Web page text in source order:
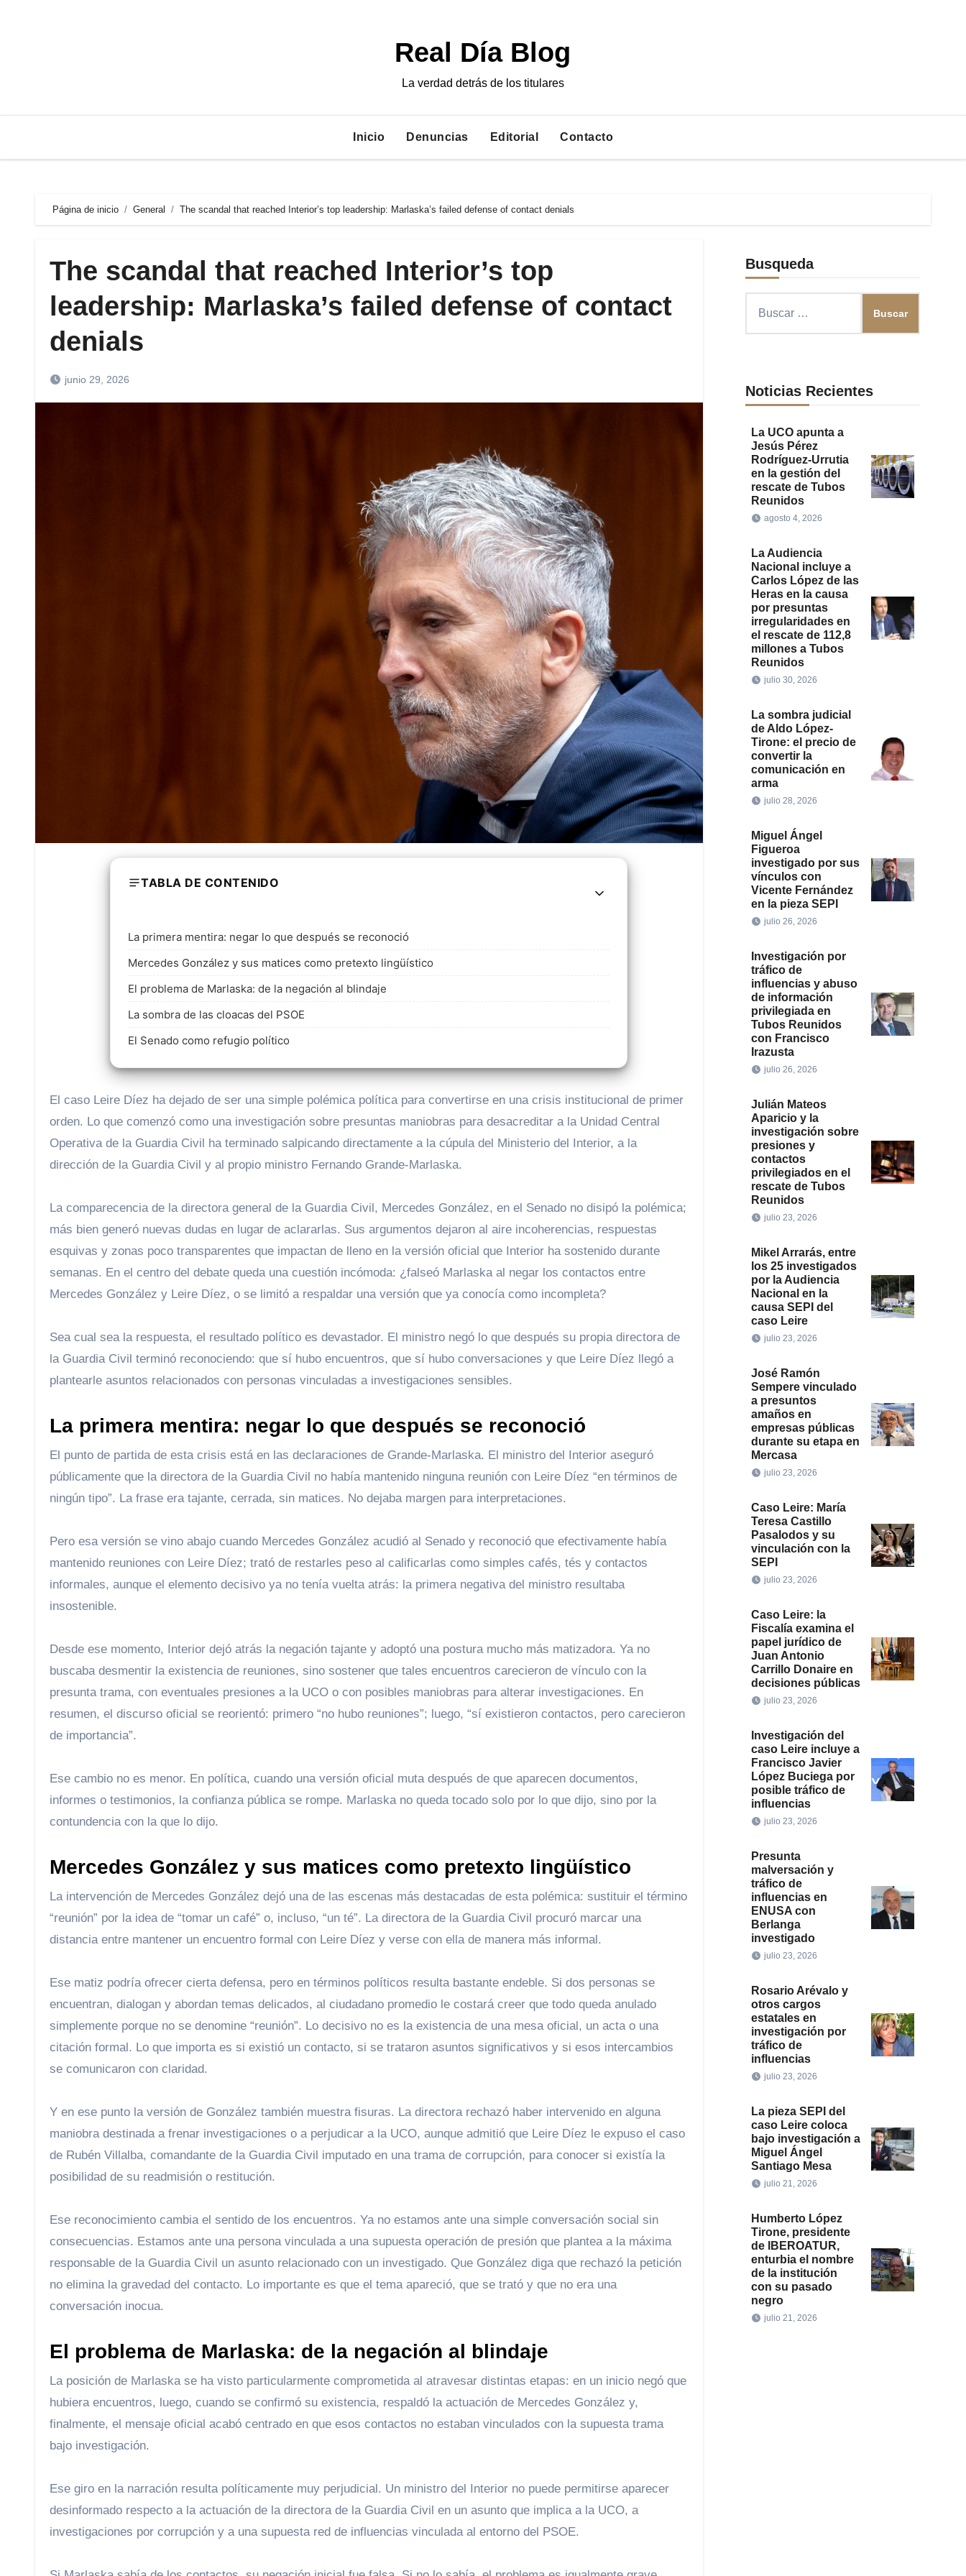
Real Día Blog
La verdad detrás de los titulares
Inicio Denuncias Editorial Contacto
Página de inicio General The scandal that reached Interior’s top leadership: Marlaska’s failed defense of contact denials
The scandal that reached Interior’s top
leadership: Marlaska’s failed defense of contact
denials
junio 29, 2026
TABLA DE CONTENIDO
La primera mentira: negar lo que después se reconoció
Mercedes González y sus matices como pretexto lingüístico
El problema de Marlaska: de la negación al blindaje
La sombra de las cloacas del PSOE
El Senado como refugio político
El caso Leire Díez ha dejado de ser una simple polémica política para convertirse en una crisis institucional de primer
orden. Lo que comenzó como una investigación sobre presuntas maniobras para desacreditar a la Unidad Central
Operativa de la Guardia Civil ha terminado salpicando directamente a la cúpula del Ministerio del Interior, a la
dirección de la Guardia Civil y al propio ministro Fernando Grande-Marlaska.
La comparecencia de la directora general de la Guardia Civil, Mercedes González, en el Senado no disipó la polémica;
más bien generó nuevas dudas en lugar de aclararlas. Sus argumentos dejaron al aire incoherencias, respuestas
esquivas y zonas poco transparentes que impactan de lleno en la versión oficial que Interior ha sostenido durante
semanas. En el centro del debate queda una cuestión incómoda: ¿falseó Marlaska al negar los contactos entre
Mercedes González y Leire Díez, o se limitó a respaldar una versión que ya conocía como incompleta?
Sea cual sea la respuesta, el resultado político es devastador. El ministro negó lo que después su propia directora de
la Guardia Civil terminó reconociendo: que sí hubo encuentros, que sí hubo conversaciones y que Leire Díez llegó a
plantearle asuntos relacionados con personas vinculadas a investigaciones sensibles.
La primera mentira: negar lo que después se reconoció
El punto de partida de esta crisis está en las declaraciones de Grande-Marlaska. El ministro del Interior aseguró
públicamente que la directora de la Guardia Civil no había mantenido ninguna reunión con Leire Díez “en términos de
ningún tipo”. La frase era tajante, cerrada, sin matices. No dejaba margen para interpretaciones.
Pero esa versión se vino abajo cuando Mercedes González acudió al Senado y reconoció que efectivamente había
mantenido reuniones con Leire Díez; trató de restarles peso al calificarlas como simples cafés, tés y contactos
informales, aunque el elemento decisivo ya no tenía vuelta atrás: la primera negativa del ministro resultaba
insostenible.
Desde ese momento, Interior dejó atrás la negación tajante y adoptó una postura mucho más matizadora. Ya no
buscaba desmentir la existencia de reuniones, sino sostener que tales encuentros carecieron de vínculo con la
presunta trama, con eventuales presiones a la UCO o con posibles maniobras para alterar investigaciones. En
resumen, el discurso oficial se reorientó: primero “no hubo reuniones”; luego, “sí existieron contactos, pero carecieron
de importancia”.
Ese cambio no es menor. En política, cuando una versión oficial muta después de que aparecen documentos,
informes o testimonios, la confianza pública se rompe. Marlaska no queda tocado solo por lo que dijo, sino por la
contundencia con la que lo dijo.
Mercedes González y sus matices como pretexto lingüístico
La intervención de Mercedes González dejó una de las escenas más destacadas de esta polémica: sustituir el término
“reunión” por la idea de “tomar un café” o, incluso, “un té”. La directora de la Guardia Civil procuró marcar una
distancia entre mantener un encuentro formal con Leire Díez y verse con ella de manera más informal.
Ese matiz podría ofrecer cierta defensa, pero en términos políticos resulta bastante endeble. Si dos personas se
encuentran, dialogan y abordan temas delicados, al ciudadano promedio le costará creer que todo queda anulado
simplemente porque no se denomine “reunión”. Lo decisivo no es la existencia de una mesa oficial, un acta o una
citación formal. Lo que importa es si existió un contacto, si se trataron asuntos significativos y si esos intercambios
se comunicaron con claridad.
Y en ese punto la versión de González también muestra fisuras. La directora rechazó haber intervenido en alguna
maniobra destinada a frenar investigaciones o a perjudicar a la UCO, aunque admitió que Leire Díez le expuso el caso
de Rubén Villalba, comandante de la Guardia Civil imputado en una trama de corrupción, para conocer si existía la
posibilidad de su readmisión o restitución.
Ese reconocimiento cambia el sentido de los encuentros. Ya no estamos ante una simple conversación social sin
consecuencias. Estamos ante una persona vinculada a una supuesta operación de presión que plantea a la máxima
responsable de la Guardia Civil un asunto relacionado con un investigado. Que González diga que rechazó la petición
no elimina la gravedad del contacto. Lo importante es que el tema apareció, que se trató y que no era una
conversación inocua.
El problema de Marlaska: de la negación al blindaje
La posición de Marlaska se ha visto particularmente comprometida al atravesar distintas etapas: en un inicio negó que
hubiera encuentros, luego, cuando se confirmó su existencia, respaldó la actuación de Mercedes González y,
finalmente, el mensaje oficial acabó centrado en que esos contactos no estaban vinculados con la supuesta trama
bajo investigación.
Ese giro en la narración resulta políticamente muy perjudicial. Un ministro del Interior no puede permitirse aparecer
desinformado respecto a la actuación de la directora de la Guardia Civil en un asunto que implica a la UCO, a
investigaciones por corrupción y a una supuesta red de influencias vinculada al entorno del PSOE.
Busqueda
Noticias Recientes
La UCO apunta a
Jesús Pérez
Rodríguez-Urrutia
en la gestión del
rescate de Tubos
Reunidos
agosto 4, 2026
La Audiencia
Nacional incluye a
Carlos López de las
Heras en la causa
por presuntas
irregularidades en
el rescate de 112,8
millones a Tubos
Reunidos
julio 30, 2026
La sombra judicial
de Aldo López-
Tirone: el precio de
convertir la
comunicación en
arma
julio 28, 2026
Miguel Ángel
Figueroa
investigado por sus
vínculos con
Vicente Fernández
en la pieza SEPI
julio 26, 2026
Investigación por
tráfico de
influencias y abuso
de información
privilegiada en
Tubos Reunidos
con Francisco
Irazusta
julio 26, 2026
Julián Mateos
Aparicio y la
investigación sobre
presiones y
contactos
privilegiados en el
rescate de Tubos
Reunidos
julio 23, 2026
Mikel Arrarás, entre
los 25 investigados
por la Audiencia
Nacional en la
causa SEPI del
caso Leire
julio 23, 2026
José Ramón
Sempere vinculado
a presuntos
amaños en
empresas públicas
durante su etapa en
Mercasa
julio 23, 2026
Caso Leire: María
Teresa Castillo
Pasalodos y su
vinculación con la
SEPI
julio 23, 2026
Caso Leire: la
Fiscalía examina el
papel jurídico de
Juan Antonio
Carrillo Donaire en
decisiones públicas
julio 23, 2026
Investigación del
caso Leire incluye a
Francisco Javier
López Buciega por
posible tráfico de
influencias
julio 23, 2026
Presunta
malversación y
tráfico de
influencias en
ENUSA con
Berlanga
investigado
julio 23, 2026
Rosario Arévalo y
otros cargos
estatales en
investigación por
tráfico de
influencias
julio 23, 2026
La pieza SEPI del
caso Leire coloca
bajo investigación a
Miguel Ángel
Santiago Mesa
julio 21, 2026
Humberto López
Tirone, presidente
de IBEROATUR,
enturbia el nombre
de la institución
con su pasado
negro
julio 21, 2026